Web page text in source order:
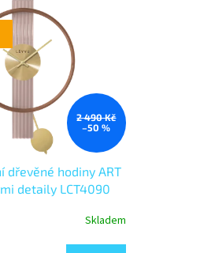
2 490 Kč
–50 %
dřevěné hodiny ART
detaily LCT4090
Skladem